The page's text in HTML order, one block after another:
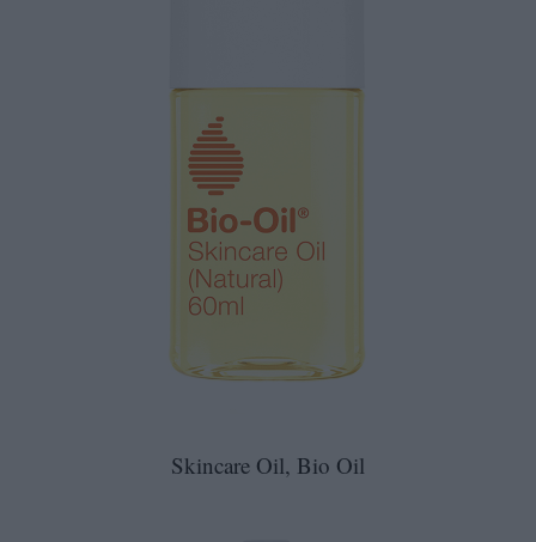
Skincare Oil, Bio Oil